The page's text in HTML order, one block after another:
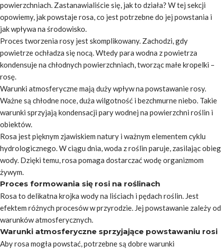
powierzchniach. Zastanawialiście się, jak to działa? W tej sekcji
opowiemy, jak powstaje rosa, co jest potrzebne do jej powstania i
jak wpływa na środowisko.
Proces tworzenia rosy jest skomplikowany. Zachodzi, gdy
powietrze ochładza się nocą. Wtedy para wodna z powietrza
kondensuje na chłodnych powierzchniach, tworząc małe kropelki –
rosę.
Warunki atmosferyczne mają duży wpływ na powstawanie rosy.
Ważne są chłodne noce, duża wilgotność i bezchmurne niebo. Takie
warunki sprzyjają kondensacji pary wodnej na powierzchni roślin i
obiektów.
Rosa jest pięknym zjawiskiem natury i ważnym elementem cyklu
hydrologicznego. W ciągu dnia, woda z roślin paruje, zasilając obieg
wody. Dzięki temu, rosa pomaga dostarczać wodę organizmom
żywym.
Proces formowania się rosi na roślinach
Rosa to delikatna krojka wody na liściach i pędach roślin. Jest
efektem różnych procesów w przyrodzie. Jej powstawanie zależy od
warunków atmosferycznych.
Warunki atmosferyczne sprzyjające powstawaniu rosi
Aby rosa mogła powstać, potrzebne są dobre warunki